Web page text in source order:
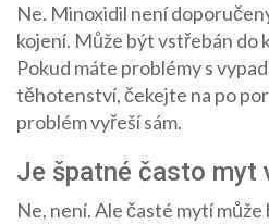
Ne. Minoxidil není
kojení. Může být vstřebán do
Pokud máte problémy s
těhotenství, čekejte na po
problém vyřeší sám.
Je špatné často myt
Ne, není. Ale časté mytí